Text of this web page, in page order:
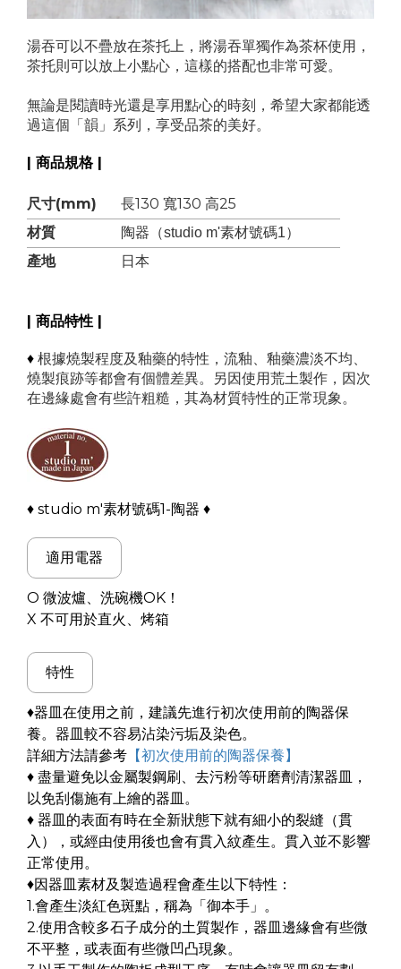
湯吞可以不疊放在茶托上，將湯吞單獨作為茶杯使用，
茶托則可以放上小點心，這樣的搭配也非常可愛。
無論是閱讀時光還是享用點心的時刻，希望大家都能透
過這個「韻」系列，享受品茶的美好。
| 商品規格 |
尺寸(mm)
長130 寬130 高25
材質
陶器（studio m'素材號碼1）
產地 日本
| 商品特性 |
♦ 根據燒製程度及釉藥的特性，流釉、釉藥濃淡不均、
燒製痕跡等都會有個體差異。另因使用荒土製作，因次
在邊緣處會有些許粗糙，其為材質特性的正常現象。
♦ studio m'素材號碼1-陶器 ♦
適用電器
O 微波爐 、洗碗機OK！
X 不可用於直火、烤箱
特性
♦器皿在使用之前，建議先進行初次使用前的陶器保
養。器皿較不容易沾染污垢及染色。
詳細方法請參考 【初次使用前的陶器保養】
♦ 盡量避免以金屬製鋼刷、去污粉等研磨劑清潔器皿，
以免刮傷施有上繪的器皿。
♦ 器皿的表面有時在全新狀態下就有細小的裂縫（貫
入），或經由使用後也會有貫入紋產生。貫入並不影響
正常使用。
♦因器皿素材及製造過程會產生以下特性：
1.會產生淡紅色斑點，稱為「御本手」。
2.使用含較多石子成分的土質製作，器皿邊緣會有些微
不平整，或表面有些微凹凸現象。